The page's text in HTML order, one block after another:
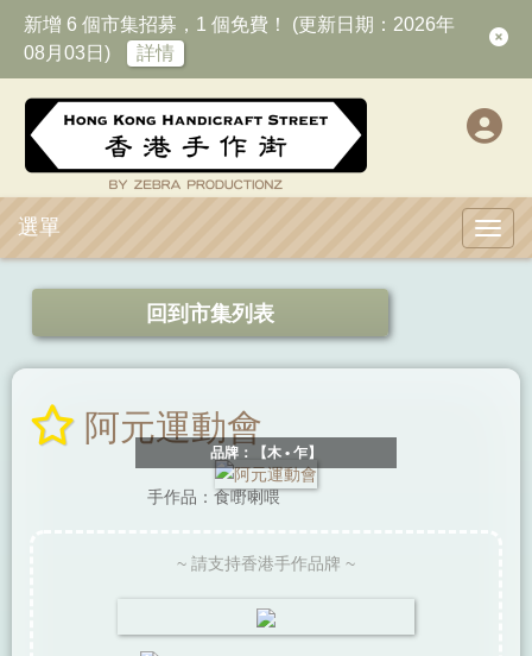
新增 6 個市集招募，1 個免費！ (更新日期：2026年
08月03日)
詳情
選單
回到市集列表
阿元運動會
~ 請支持香港手作品牌 ~
品牌：【木 • 乍】
手作品：食嘢喇喂